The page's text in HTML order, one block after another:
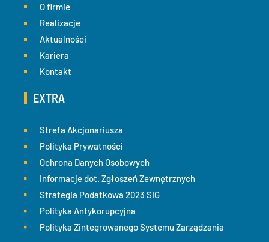
O firmie
Realizacje
Aktualności
Kariera
Kontakt
EXTRA
Strefa Akcjonariusza
Polityka Prywatności
Ochrona Danych Osobowych
Informacje dot. Zgłoszeń Zewnętrznych
Strategia Podatkowa 2023 SIG
Polityka Antykorupcyjna
Polityka Zintegrowanego Systemu Zarządzania